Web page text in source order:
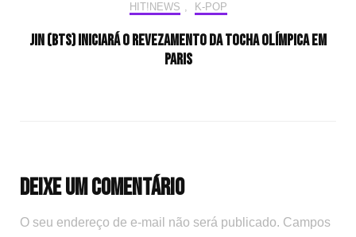
HIT!NEWS , K-POP
Jin (BTS) iniciará o revezamento da tocha olímpica em
Paris
Deixe um comentário
O seu endereço de e-mail não será publicado. Campos